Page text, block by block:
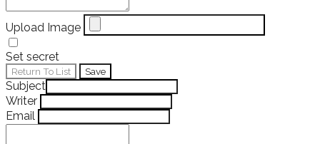
Upload Image
Set secret
Return To List Save
Subject
Writer
Email